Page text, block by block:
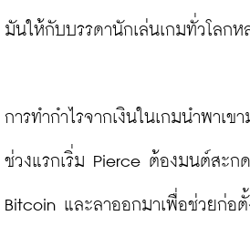
มันให้กับบรรดานักเล่นเกมทั่วโลกห
การทำกำไรจากเงินในเกมนำพาเข
ช่วงแรกเริ่ม Pierce ต้องมนต์สะก
Bitcoin และลาออกมาเพื่อช่วยก่อ